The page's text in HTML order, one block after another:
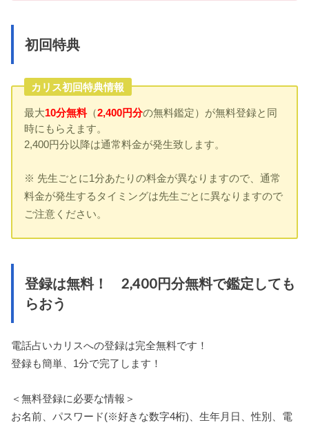
初回特典
カリス初回特典情報
最大10分無料（2,400円分の無料鑑定）が無料登録と同
時にもらえます。
2,400円分以降は通常料金が発生致します。
※ 先生ごとに1分あたりの料金が異なりますので、通常
料金が発生するタイミングは先生ごとに異なりますので
ご注意ください。
登録は無料！ 2,400円分無料で鑑定しても
らおう
電話占いカリスへの登録は完全無料です！
登録も簡単、1分で完了します！
＜無料登録に必要な情報＞
お名前、パスワード(※好きな数字4桁)、生年月日、性別、電